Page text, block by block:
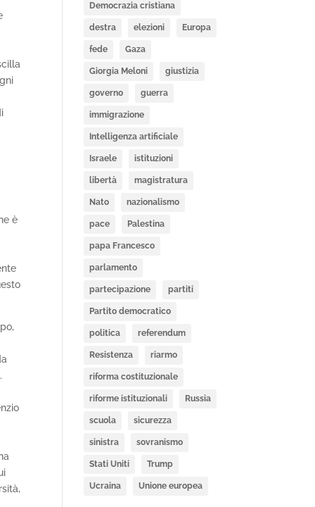
è
Democrazia cristiana
destra elezioni Europa
fede Gaza
Giorgia Meloni giustizia
governo guerra
immigrazione
Intelligenza artificiale
Israele istituzioni
libertà magistratura
Nato nazionalismo
pace Palestina
papa Francesco
parlamento
partecipazione partiti
Partito democratico
politica referendum
Resistenza riarmo
riforma costituzionale
riforme istituzionali Russia
scuola sicurezza
sinistra sovranismo
Stati Uniti Trump
Ucraina Unione europea